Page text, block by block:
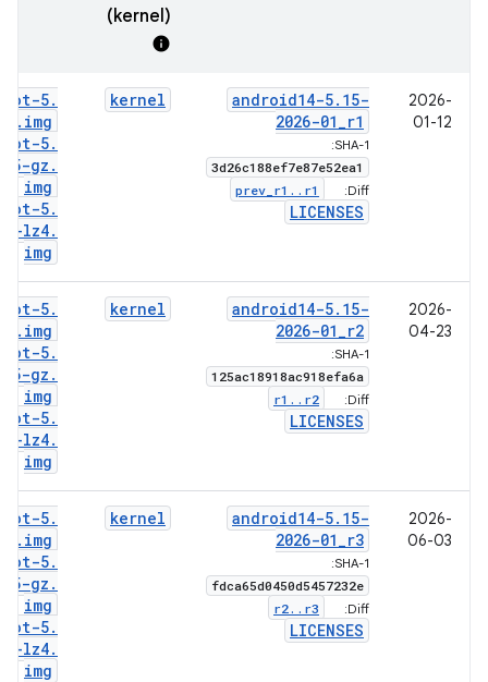
(kernel)
info
2026-
01-12
android14-5. 15-
2026-01_r1
SHA-1:
3d26c188ef7e87e52ea1
Diff:
prev r1 . . r1
LICENSES
kernel
5.
. img
5.
15-gz .
img
5.
lz4.
img
2026-
04-23
android14-5. 15-
2026-01_r2
SHA-1:
125ac18918ac918efa6a
Diff:
r1 . . r2
LICENSES
kernel
5.
. img
5.
15-gz .
img
5.
lz4.
img
2026-
06-03
android14-5. 15-
2026-01_r3
SHA-1:
fdca65d0450d5457232e
Diff:
r2. . r3
LICENSES
kernel
5.
. img
5.
15-gz .
img
5.
lz4.
img